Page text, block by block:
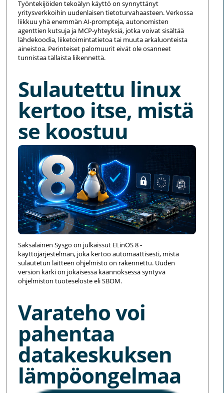
Työntekijöiden tekoälyn käyttö on synnyttänyt
yritysverkkoihin uudenlaisen tietoturvahaasteen. Verkossa
liikkuu yhä enemmän AI-prompteja, autonomisten
agenttien kutsuja ja MCP-yhteyksiä, jotka voivat sisältää
lähdekoodia, liiketoimintatietoa tai muuta arkaluonteista
aineistoa. Perinteiset palomuurit eivät ole osanneet
tunnistaa tällaista liikennettä.
Sulautettu linux
kertoo itse, mistä
se koostuu
Saksalainen Sysgo on julkaissut ELinOS 8 -
käyttöjärjestelmän, joka kertoo automaattisesti, mistä
sulautetun laitteen ohjelmisto on rakennettu. Uuden
version kärki on jokaisessa käännöksessä syntyvä
ohjelmiston tuoteseloste eli SBOM.
Varateho voi
pahentaa
datakeskuksen
lämpöongelmaa